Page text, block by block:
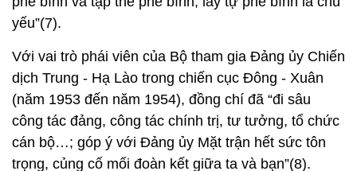
(năm 1953 đến năm 1954), đồng chí đã “đi sâu
công tác đảng, công tác chính trị, tư tưởng, tổ chức
cán bộ…; góp ý với Đảng ủy Mặt trận hết sức tôn
trọng, củng cố mối đoàn kết giữa ta và bạn”(8).
Đồng chí đề nghị các đơn vị “ngăn ngừa những biểu
hiện thỏa mãn, tự kiêu, tự đại, thắng trận rồi càng
phải chú ý công tác dân vận, chú ý quan hệ với
nhân dân và bộ đội bạn”(9). Với sự đóng góp của